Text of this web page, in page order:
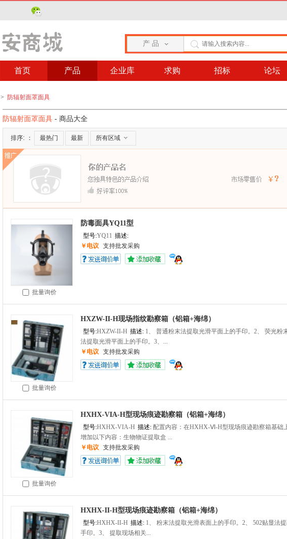
产 品
首页 产品 企业库 求购 招标 论坛
> 防辐射面罩面具
防辐射面罩面具 - 商品大全
排序: ： 最热门 最新 所有区域
批量询价
防毒面具YQ11型
型号:YQ11 描述:
￥电议 支持批发采购
批量询价
HXZW-II-H现场指纹勘察箱（铝箱+海绵）
型号:HXZW-II-H 描述: 1、 普通粉末法提取光滑平面上的手印。2、 荧光粉
法提取光滑平面上的手印。3、...
￥电议 支持批发采购
批量询价
HXHX-VIA-H型现场痕迹勘察箱（铝箱+海绵）
型号:HXHX-VIA-H 描述: 配置内容：在HXHX-Ⅵ-H型现场痕迹勘察箱基础
增加以下内容：生物物证提取盒 ...
￥电议 支持批发采购
HXHX-II-H型现场痕迹勘察箱（铝箱+海绵）
型号:HXHX-II-H 描述: 1、 粉末法提取光滑表面上的手印。2、 502贴显法
手印。3、 提取现场相关...